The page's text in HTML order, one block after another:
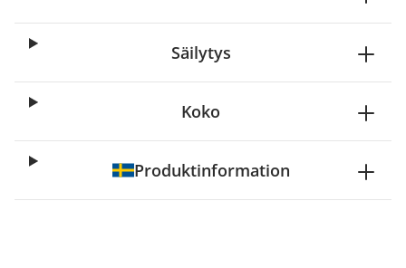
Säilytys
Koko
Produktinformation